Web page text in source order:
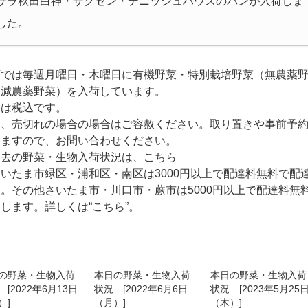
た。
は毎週月曜日・木曜日に有機野菜・特別栽培野菜（無農薬野
農薬野菜）を入荷しています。
税込です。
売切れの場合の場合はご容赦ください。取り置きや事前予
すので、お問い合わせください。
の野菜・生物入荷状況は、こちら
たま市緑区・浦和区・南区は3000円以上で配達料無料で配
その他さいたま市・川口市・蕨市は5000円以上で配達料無
ます。詳しくは“こちら”。
野菜・生物入荷
[2022年6月13日
]
本日の野菜・生物入荷
状況 [2022年6月6日
（月）]
本日の野菜・生物入荷
状況 [2023年5月25日
（木）]